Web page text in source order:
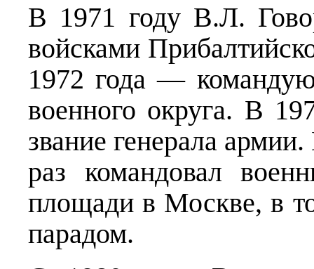
В 1971 году В.Л.
войсками
1972 года —
военного округа. В
звание генерала
раз командовал
площади в Москве, в
парадом.